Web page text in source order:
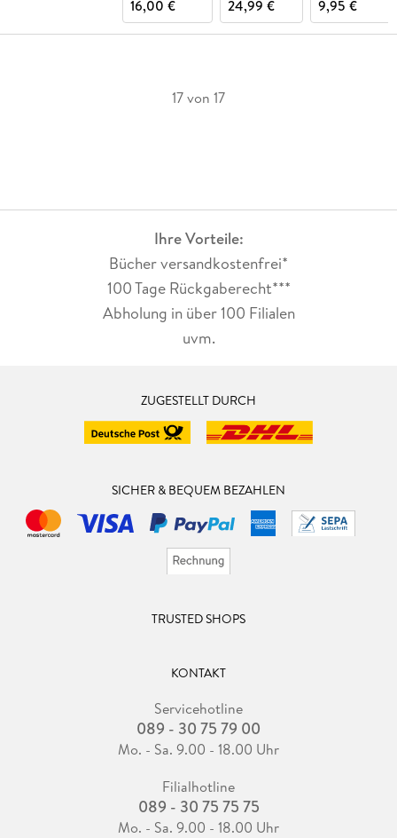
16,00 €
24,99 €
9,95 €
17 von 17
Ihre Vorteile:
Bücher versandkostenfrei*
100 Tage Rückgaberecht***
Abholung in über 100 Filialen
uvm.
ZUGESTELLT DURCH
SICHER & BEQUEM BEZAHLEN
TRUSTED SHOPS
KONTAKT
Servicehotline
089 - 30 75 79 00
Mo. - Sa. 9.00 - 18.00 Uhr
Filialhotline
089 - 30 75 75 75
Mo. - Sa. 9.00 - 18.00 Uhr